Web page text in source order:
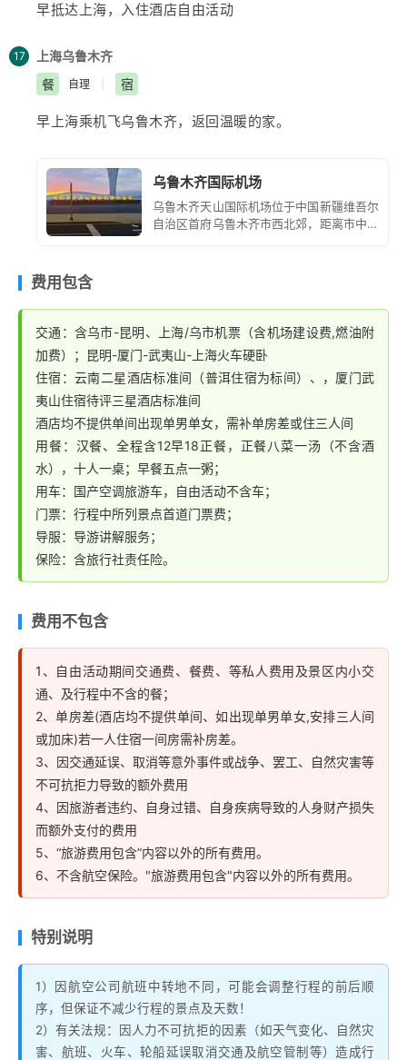
早抵达 上海，入住酒店自由活动
17 上海乌鲁木齐
餐
自理 宿
早 上海乘机飞乌鲁木齐，返回温暖的家。
乌鲁木齐国际机场
乌鲁木齐天山国际机场位于中国新疆维吾尔
自治区首府乌鲁木齐市西北郊，距离市中心
费用包含
交通：含乌市-昆明、上海/乌市机票（含机场建设费,燃油附
加费）；昆明-厦门-武夷山-上海火车硬卧
住宿：云南二星酒店标准间（普洱住宿为标间）、，厦门武
夷山住宿待评三星酒店标准间
酒店均不提供单间出现单男单女，需补单房差或住三人间
用餐：汉餐、全程含12早18正餐，正餐八菜一汤（不含酒
水），十人一桌；早餐五点一粥；
用车：国产空调旅游车，自由活动不含车；
门票：行程中所列景点首道门票费；
导服：导游讲解服务；
保险：含旅行社责任险。
费用不包含
1、自由活动期间交通费、餐费、等私人费用及景区内小交
通、及行程中不含的餐；
2、单房差(酒店均不提供单间、如出现单男单女,安排三人间
或加床)若一人住宿一间房需补房差。
3、因交通延误、取消等意外事件或战争、罢工、自然灾害等
不可抗拒力导致的额外费用
4、因旅游者违约、自身过错、自身疾病导致的人身财产损失
而额外支付的费用
5、“旅游费用包含”内容以外的所有费用。
6、不含航空保险。"旅游费用包含"内容以外的所有费用。
特别说明
1）因航空公司航班中转地不同，可能会调整行程的前后顺
序，但保证不减少行程的景点及天数！
2）有关法规：因人力不可抗拒的因素（如天气变化、自然灾
害、航班、火车、轮船延误取消交通及航空管制等）造成行